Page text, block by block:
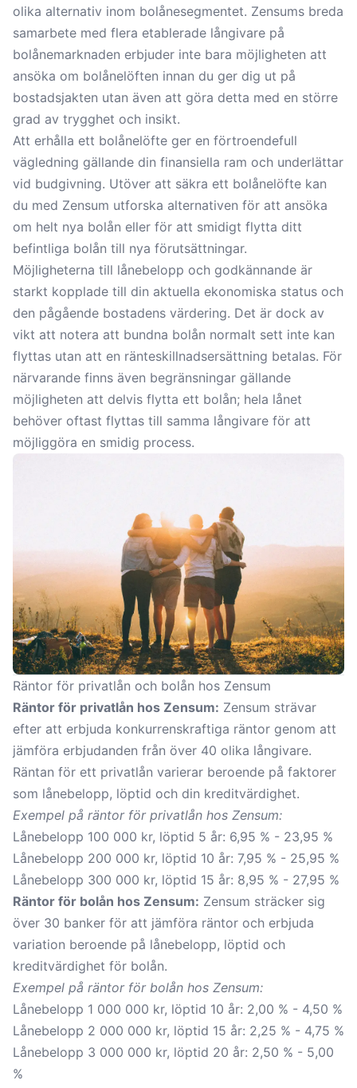
olika alternativ inom bolånesegmentet. Zensums breda
samarbete med flera etablerade långivare på
bolånemarknaden erbjuder inte bara möjligheten att
ansöka om bolånelöften innan du ger dig ut på
bostadsjakten utan även att göra detta med en större
grad av trygghet och insikt.
Att erhålla ett bolånelöfte ger en förtroendefull
vägledning gällande din finansiella ram och underlättar
vid budgivning. Utöver att säkra ett bolånelöfte kan
du med Zensum utforska alternativen för att ansöka
om helt nya bolån eller för att smidigt flytta ditt
befintliga bolån till nya förutsättningar.
Möjligheterna till lånebelopp och godkännande är
starkt kopplade till din aktuella ekonomiska status och
den pågående bostadens värdering. Det är dock av
vikt att notera att bundna bolån normalt sett inte kan
flyttas utan att en ränteskillnadsersättning betalas. För
närvarande finns även begränsningar gällande
möjligheten att delvis flytta ett bolån; hela lånet
behöver oftast flyttas till samma långivare för att
möjliggöra en smidig process.
Räntor för privatlån och bolån hos Zensum
Räntor för privatlån hos Zensum: Zensum strävar
efter att erbjuda konkurrenskraftiga räntor genom att
jämföra erbjudanden från över 40 olika långivare.
Räntan för ett privatlån varierar beroende på faktorer
som lånebelopp, löptid och din kreditvärdighet.
Exempel på räntor för privatlån hos Zensum:
Lånebelopp 100 000 kr, löptid 5 år: 6,95 % - 23,95 %
Lånebelopp 200 000 kr, löptid 10 år: 7,95 % - 25,95 %
Lånebelopp 300 000 kr, löptid 15 år: 8,95 % - 27,95 %
Räntor för bolån hos Zensum: Zensum sträcker sig
över 30 banker för att jämföra räntor och erbjuda
variation beroende på lånebelopp, löptid och
kreditvärdighet för bolån.
Exempel på räntor för bolån hos Zensum:
Lånebelopp 1 000 000 kr, löptid 10 år: 2,00 % - 4,50 %
Lånebelopp 2 000 000 kr, löptid 15 år: 2,25 % - 4,75 %
Lånebelopp 3 000 000 kr, löptid 20 år: 2,50 % - 5,00
%